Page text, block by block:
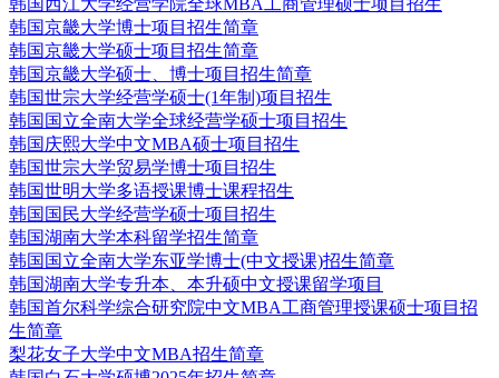
韩国西江大学经营学院全球MBA工商管理硕士项目招生
韩国京畿大学博士项目招生简章
韩国京畿大学硕士项目招生简章
韩国京畿大学硕士、博士项目招生简章
韩国世宗大学经营学硕士(1年制)项目招生
韩国国立全南大学全球经营学硕士项目招生
韩国庆熙大学中文MBA硕士项目招生
韩国世宗大学贸易学博士项目招生
韩国世明大学多语授课博士课程招生
韩国国民大学经营学硕士项目招生
韩国湖南大学本科留学招生简章
韩国国立全南大学东亚学博士(中文授课)招生简章
韩国湖南大学专升本、本升硕中文授课留学项目
韩国首尔科学综合研究院中文MBA工商管理授课硕士项目招
生简章
梨花女子大学中文MBA招生简章